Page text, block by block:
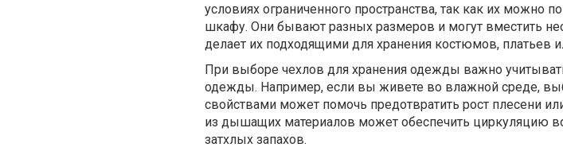
условиях ограниченного пространства, так как их можно
шкафу. Они бывают разных размеров и могут вместить
делает их подходящими для хранения костюмов, платьев
При выборе чехлов для хранения одежды важно
одежды. Например, если вы живете во влажной среде,
свойствами может помочь предотвратить рост плесени
из дышащих материалов может обеспечить циркуляцию
затхлых запахов.